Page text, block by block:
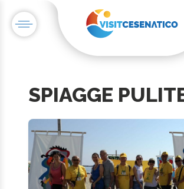
SPIAGGE